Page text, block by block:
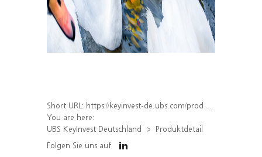
Short URL: https://keyinvest-de.ubs.com/produkt/detail/index/isin/DE000WA6HCY9
You are here:
UBS KeyInvest Deutschland
Produktdetail
Folgen Sie uns auf